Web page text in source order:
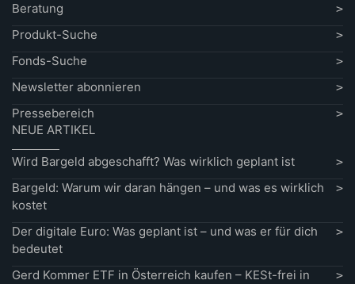
Beratung
Produkt-Suche
Fonds-Suche
Newsletter abonnieren
Pressebereich
NEUE ARTIKEL
Wird Bargeld abgeschafft? Was wirklich geplant ist
Bargeld: Warum wir daran hängen – und was es wirklich
kostet
Der digitale Euro: Was geplant ist – und was er für dich
bedeutet
Gerd Kommer ETF in Österreich kaufen – KESt-frei in